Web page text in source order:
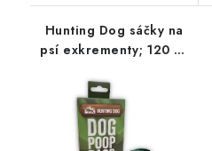
Hunting Dog sáčky na
psí exkrementy; 120 ks